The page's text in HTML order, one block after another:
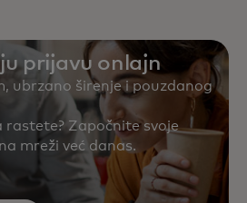
prijavu onlajn
ubrzano širenje i pouzdanog
rastete? Započnite svoje
mreži već danas.